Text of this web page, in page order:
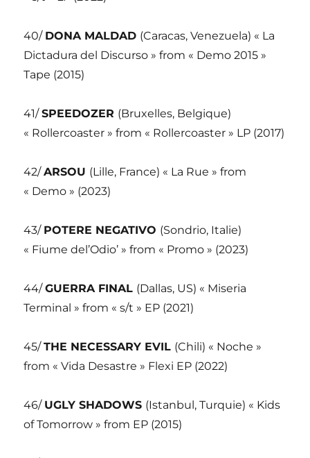
40/ DONA MALDAD (Caracas, Venezuela) « La
Dictadura del Discurso » from « Demo 2015 »
Tape (2015)
41/SPEEDOZER (Bruxelles, Belgique)
« Rollercoaster » from « Rollercoaster » LP (2017)
42/ARSOU (Lille, France) « La Rue » from
« Demo » (2023)
43/ POTERE NEGATIVO (Sondrio, Italie)
« Fiume del’Odio’ » from « Promo » (2023)
44/GUERRA FINAL (Dallas, US) « Miseria
Terminal » from « s/t » EP (2021)
45/THE NECESSARY EVIL (Chili) « Noche »
from « Vida Desastre » Flexi EP (2022)
46/ UGLY SHADOWS (Istanbul, Turquie) « Kids
of Tomorrow » from EP (2015)